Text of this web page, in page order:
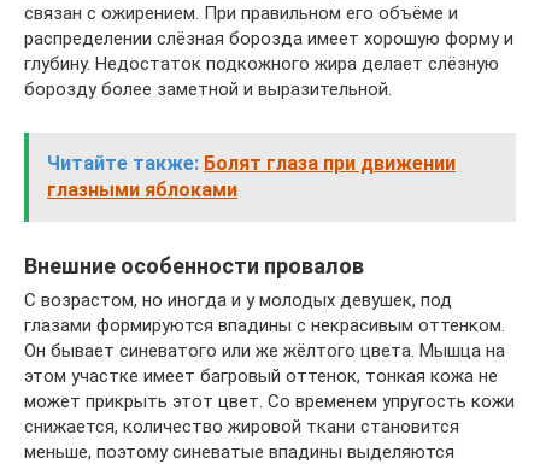
связан с ожирением. При правильном его объёме и
распределении слёзная борозда имеет хорошую форму и
глубину. Недостаток подкожного жира делает слёзную
борозду более заметной и выразительной.
Читайте также: Болят глаза при движении
глазными яблоками
Внешние особенности провалов
С возрастом, но иногда и у молодых девушек, под
глазами формируются впадины с некрасивым оттенком.
Он бывает синеватого или же жёлтого цвета. Мышца на
этом участке имеет багровый оттенок, тонкая кожа не
может прикрыть этот цвет. Со временем упругость кожи
снижается, количество жировой ткани становится
меньше, поэтому синеватые впадины выделяются